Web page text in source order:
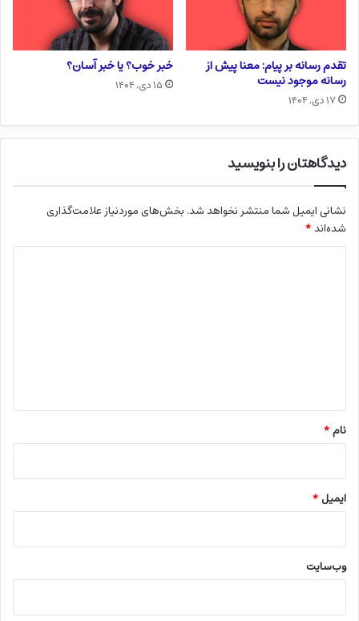
تقدم رسانه بر پیام: معنا پیش از
رسانه موجود نیست
۱۷ دی, ۱۴۰۴
خبر خوب؟ یا خبر آسان؟
۱۵ دی, ۱۴۰۴
دیدگاهتان را بنویسید
نشانی ایمیل شما منتشر نخواهد شد. بخش‌های موردنیاز علامت‌گذاری
شده‌اند*
نام*
ایمیل*
وب‌سایت